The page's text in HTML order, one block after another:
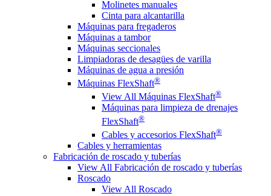
Molinetes manuales
Cinta para alcantarilla
Máquinas para fregaderos
Máquinas a tambor
Máquinas seccionales
Limpiadoras de desagües de varilla
Máquinas de agua a presión
Máquinas FlexShaft®
View All Máquinas FlexShaft®
Máquinas para limpieza de drenajes
FlexShaft®
Cables y accesorios FlexShaft®
Cables y herramientas
Fabricación de roscado y tuberías
View All Fabricación de roscado y tuberías
Roscado
View All Roscado